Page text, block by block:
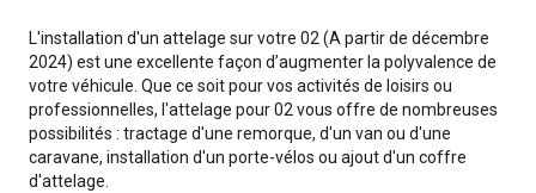
L'installation d'un attelage sur votre 02 (A partir de décembre
2024) est une excellente façon d’augmenter la polyvalence de
votre véhicule. Que ce soit pour vos activités de loisirs ou
professionnelles, l'attelage pour 02 vous offre de nombreuses
possibilités : tractage d'une remorque, d'un van ou d'une
caravane, installation d'un porte-vélos ou ajout d'un coffre
d'attelage.